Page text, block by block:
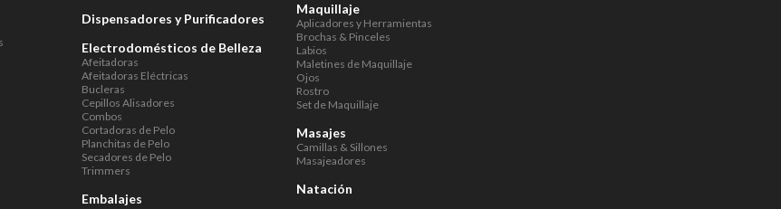
Dispensadores y Purificadores
Electrodomésticos de Belleza
Afeitadoras
Afeitadoras Eléctricas
Bucleras
Cepillos Alisadores
Combos
Cortadoras de Pelo
Planchitas de Pelo
Secadores de Pelo
Trimmers
Embalajes
Maquillaje
Aplicadores y Herramientas
Brochas & Pinceles
Labios
Maletines de Maquillaje
Ojos
Rostro
Set de Maquillaje
Masajes
Camillas & Sillones
Masajeadores
Natación